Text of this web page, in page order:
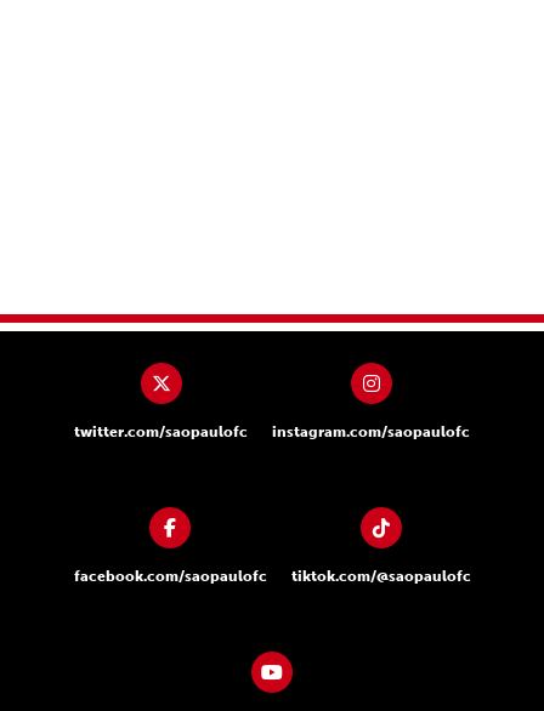
twitter.com/saopaulofc instagram.com/saopaulofc
facebook.com/saopaulofc tiktok.com/@saopaulofc